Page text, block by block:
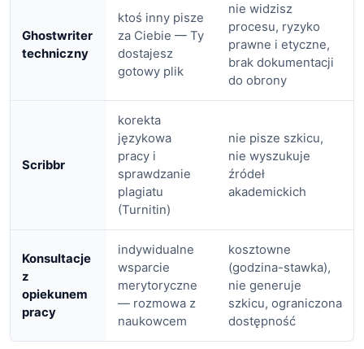
Ghostwriter
techniczny
ktoś inny pisze
za Ciebie — Ty
dostajesz
gotowy plik
nie widzisz
procesu, ryzyko
prawne i etyczne,
brak dokumentacji
do obrony
Scribbr
korekta
językowa
pracy i
sprawdzanie
plagiatu
(Turnitin)
nie pisze szkicu,
nie wyszukuje
źródeł
akademickich
Konsultacje
z
opiekunem
pracy
indywidualne
wsparcie
merytoryczne
— rozmowa z
naukowcem
kosztowne
(godzina-stawka),
nie generuje
szkicu, ograniczona
dostępność